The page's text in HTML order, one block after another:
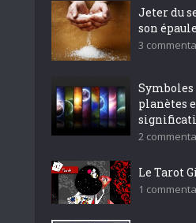
Jeter du
son
3
Symboles
planètes
2
Le Tarot
1